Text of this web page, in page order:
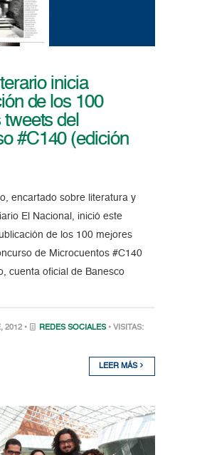
inicia
de los 100
del
#C140 (edición
encartado sobre literatura y
El Nacional, inició este
de los 100 mejores
de Microcuentos #C140
cuenta oficial de Banesco
2012 • REDES SOCIALES • VISITAS:
LEER MÁS